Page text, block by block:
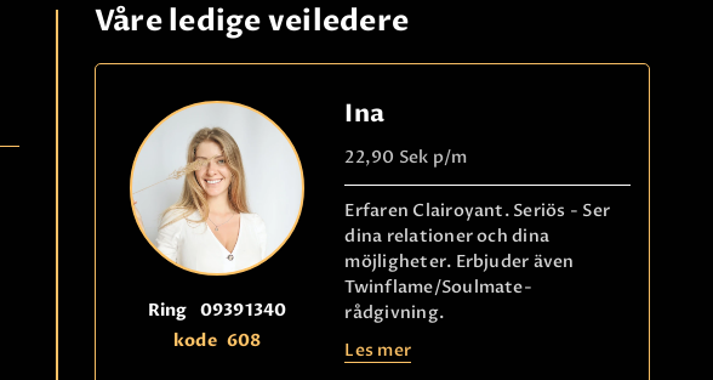
Våre ledige veiledere
Ring 09391340
kode 608
Ina
22,90 Sek p/m
Erfaren Clairoyant. Seriös - Ser
dina relationer och dina
möjligheter. Erbjuder även
Twinflame/Soulmate-
rådgivning.
Les mer